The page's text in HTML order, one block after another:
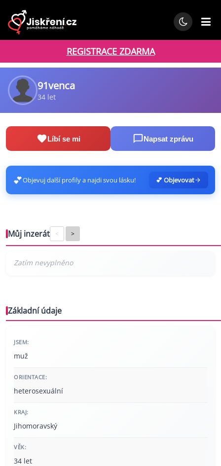
REGISTRACE ZDARMA
91venca
34 let
Líbí se mi Napsat zprávu
💕Objevuj další profily a najdi svou lásku! 💕 Objevovat
Můj inzerát < >
Základní údaje
JSEM:
muž
ORIENTACE:
heterosexuální
KRAJ:
Jihomoravský
VĚK:
34 let